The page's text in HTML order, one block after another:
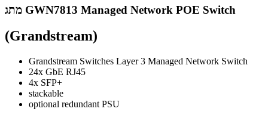
מתג GWN7813 Managed Network POE Switch
(Grandstream)
Grandstream Switches Layer 3 Managed Network Switch
24x GbE RJ45
4x SFP+
stackable
optional redundant PSU